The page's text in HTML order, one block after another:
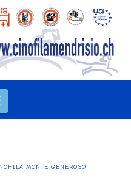
Navigation
MONTE GENEROSO